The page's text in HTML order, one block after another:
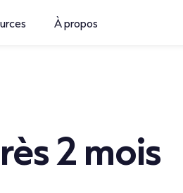
À propos
2 mois